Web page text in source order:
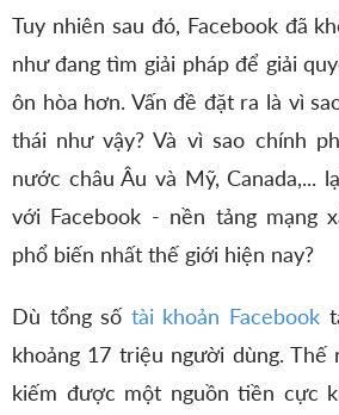
Tuy nhiên sau đó, Facebook đã
như đang tìm giải pháp để giải
ôn hòa hơn. Vấn đề đặt ra là vì
thái như vậy? Và vì sao chính
nước châu Âu và Mỹ, Canada,...
với Facebook - nền tảng mạng
phổ biến nhất thế giới hiện nay?
Dù tổng số tài khoản Facebook
khoảng 17 triệu người dùng. Thế
kiếm được một nguồn tiền cực